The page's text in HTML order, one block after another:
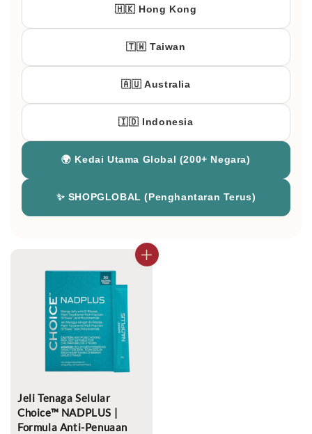
🇭🇰 Hong Kong
🇹🇼 Taiwan
🇦🇺 Australia
🇮🇩 Indonesia
🌍 Kedai Utama Global (200+ Negara)
✨ SHOPGLOBAL (Penghantaran Terus)
Jeli Tenaga Selular
Choice™ NADPLUS |
Formula Anti-Penuaan